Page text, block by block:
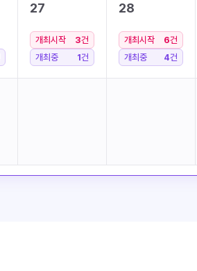
27
개최시작 3건
개최중
1건
28
개최시작 6건
개최중
4건